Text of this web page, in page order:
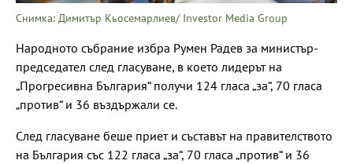
Снимка: Димитър Кьосемарлиев/ Investor Media Group
Народното събрание избра Румен Радев за министър-
председател след гласуване, в което лидерът на
„Прогресивна България“ получи 124 гласа „за“, 70 гласа
„против“ и 36 въздържали се.
След гласуване беше приет и съставът на правителството
на България със 122 гласа „за“, 70 гласа „против“ и 36